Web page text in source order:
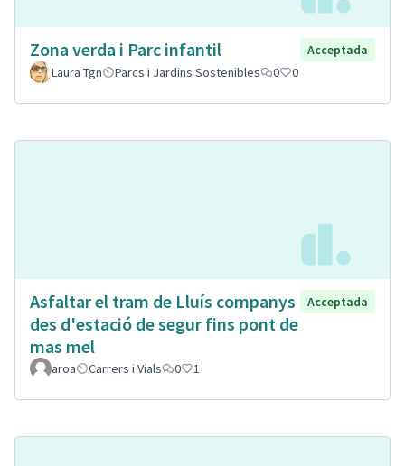
Zona verda i Parc infantil
Acceptada
Laura Tgn
Parcs i Jardins Sostenibles 0 0
Asfaltar el tram de Lluís companys
des d'estació de segur fins pont de
mas mel
Acceptada
aroa Carrers i Vials 0 1